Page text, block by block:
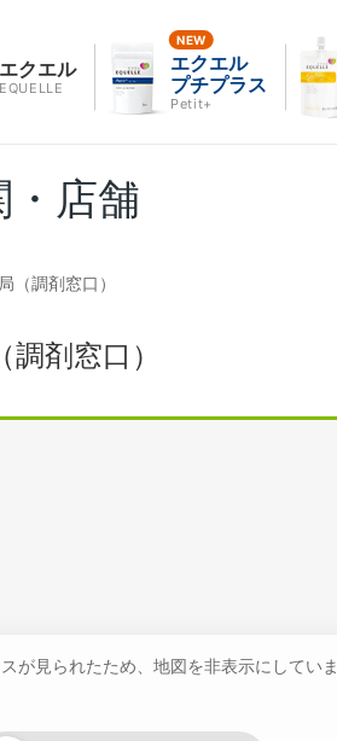
エクエル
EQUELLE
エクエル
プチプラス
Petit+
・店舗
（調剤窓口）
剤窓口）
が見られたため、地図を非表示にしていま